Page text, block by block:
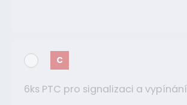
C
6ks PTC pro signalizaci a vypínání